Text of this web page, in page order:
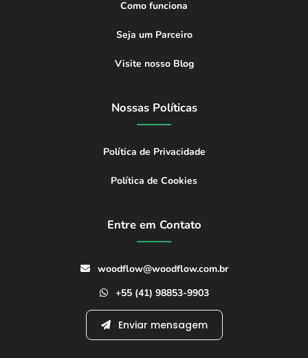
Como funciona
Seja um Parceiro
Visite nosso Blog
Nossas Políticas
Política de Privacidade
Política de Cookies
Entre em Contato
woodflow@woodflow.com.br
+55 (41) 98853-9903
Enviar mensagem